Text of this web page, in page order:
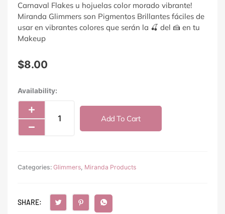
Carnaval Flakes u hojuelas color morado vibrante!
Miranda Glimmers son Pigmentos Brillantes fáciles de
usar en vibrantes colores que serán la 🍒 del 🍰 en tu
Makeup
$8.00
Availability:Miranda
quantity
Add To Cart
Categories: Glimmers, Miranda Products
SHARE: